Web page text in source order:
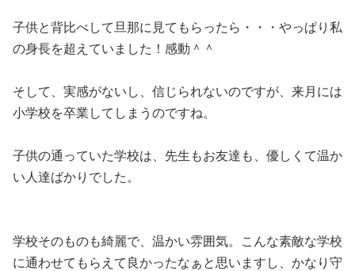
子供と背比べして旦那に見てもらったら・・・やっぱり私
の身長を超えていました！感動＾＾
そして、実感がないし、信じられないのですが、来月には
小学校を卒業してしまうのですね。
子供の通っていた学校は、先生もお友達も、優しくて温か
い人達ばかりでした。
学校そのものも綺麗で、温かい雰囲気。こんな素敵な学校
に通わせてもらえて良かったなぁと思いますし、かなり守